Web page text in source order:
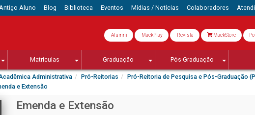
Aluno Blog Biblioteca Eventos Mídias / Notícias Colaboradores
Alumni MackPlay Revista MackStore
Matrículas Graduação Pós-Graduação
Administrativa Pró-Reitorias Pró-Reitoria de Pesquisa e Pós-Graduação
e Extensão
Emenda e Extensão